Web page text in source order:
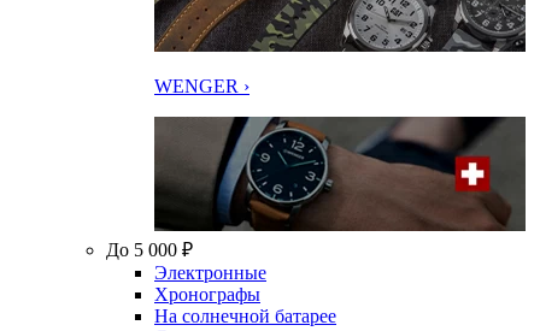
WENGER ›
До 5 000 ₽
Электронные
Хронографы
На солнечной батарее